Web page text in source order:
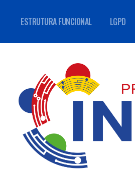
ESTRUTURA FUNCIONAL LGPD